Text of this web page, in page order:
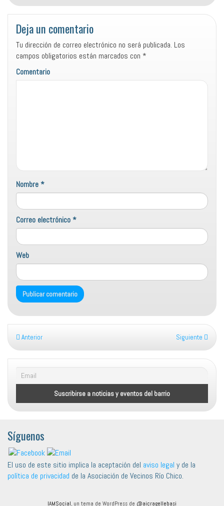
Deja un comentario
Tu dirección de correo electrónico no será publicada. Los
campos obligatorios están marcados con *
Comentario
Nombre*
Correo electrónico*
Web
Anterior Siguiente
Síguenos
El uso de este sitio implica la aceptación del aviso legal y de la
política de privacidad de la Asociación de Vecinos Río Chico.
IAMSocial , un tema de WordPress de @aicragellebasi